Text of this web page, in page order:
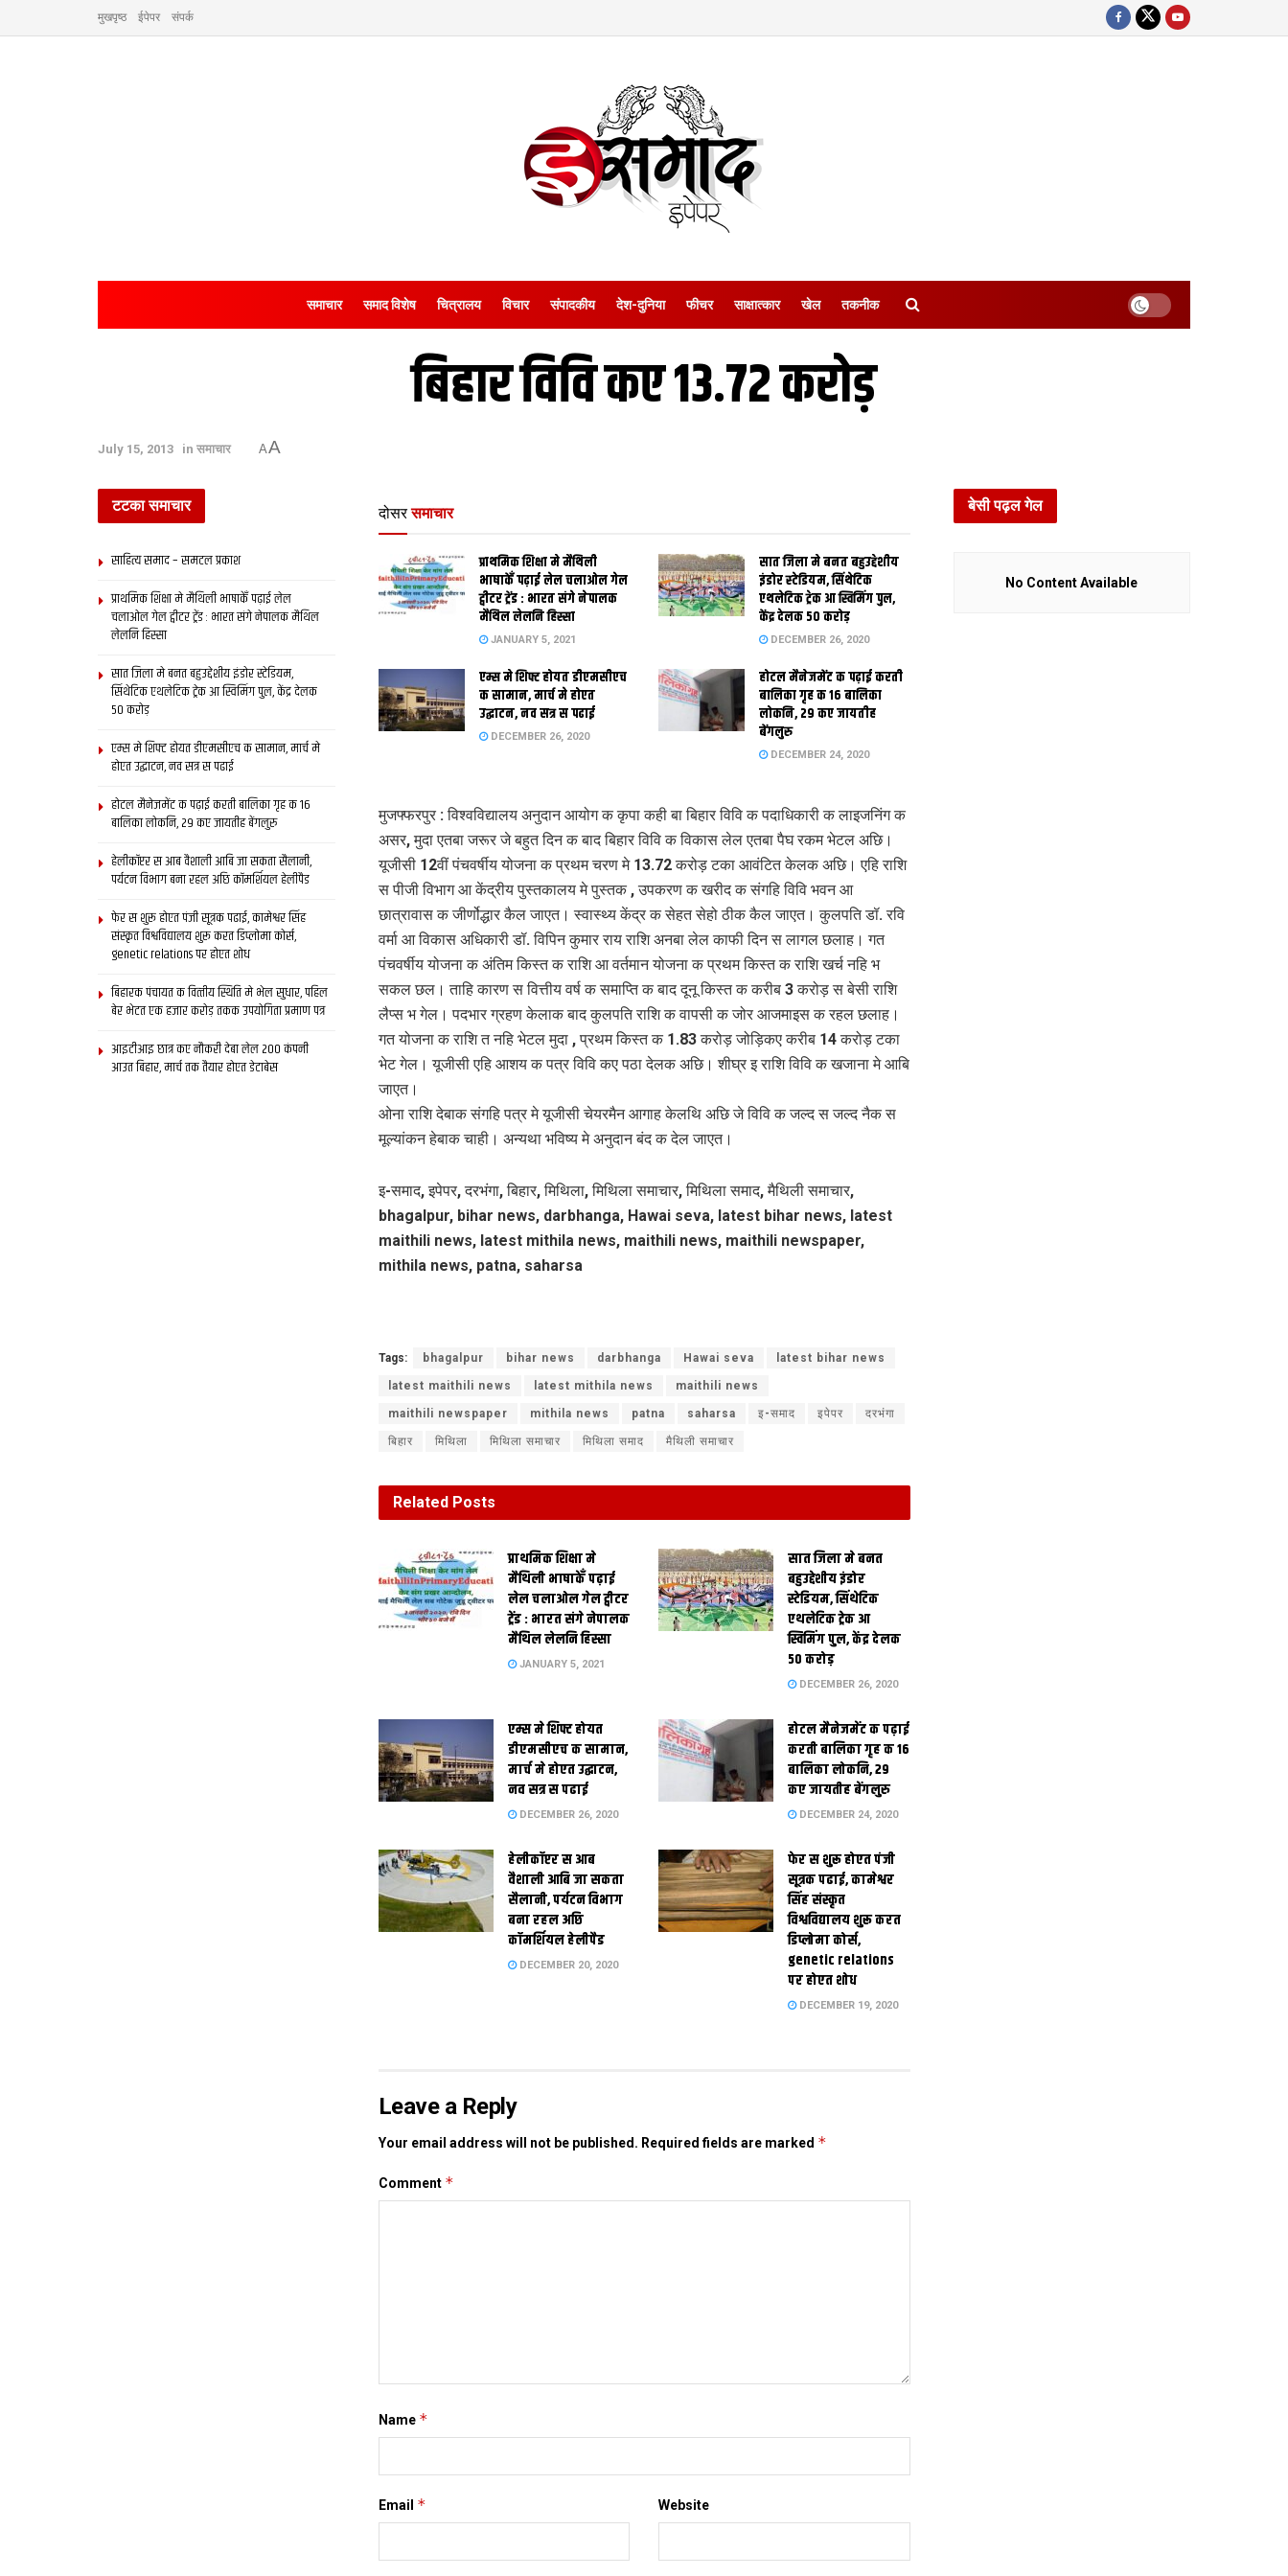
मुखपृष्ठ ईपेपर संपर्क
समाचार समाद विशेष चित्रालय विचार संपादकीय देश-दुनिया फीचर साक्षात्‍कार खेल तकनीक
बिहार विवि कए 13.72 करोड़
July 15, 2013 in समाचार AA
दोसर समाचार
प्राथमिक शि‍क्षा मे मैथि‍ली
भाषाकेँ पढ़ाई लेल चलाओल गेल
ट्वीटर ट्रेंड : भारत संगे नेपालक
मैथिल लेलनि हिस्सा
JANUARY 5, 2021
सात जिला मे बनत बहुउद्देशीय
इंडोर स्‍टेडि‍यम, सिंथेटिक
एथलेटिक ट्रेक आ स्विमिंग पुल,
केंद्र देलक 50 करोड़
DECEMBER 26, 2020
एम्स मे शिफ्ट होयत डीएमसीएच
क सामान, मार्च मे होएत
उद्घाटन, नव सत्र स पढाई
DECEMBER 26, 2020
होटल मैनेजमेंट क पढ़ाई करती
बालिका गृह क 16 बालिका
लोकनि, 29 कए जायतीह
बेंगलुरु
DECEMBER 24, 2020
मुजफ्फरपुर : विश्वविद्यालय अनुदान आयोग क कृपा कही बा बिहार विवि क पदाधिकारी क लाइजनिंग क
असर, मुदा एतबा जरूर जे बहुत दिन क बाद बिहार विवि क विकास लेल एतबा पैघ रकम भेटल अछि।
यूजीसी 12वीं पंचवर्षीय योजना क प्रथम चरण मे 13.72 करोड़ टका आवंटित केलक अछि। एहि राशि
स पीजी विभाग आ केंद्रीय पुस्तकालय मे पुस्तक , उपकरण क खरीद क संगहि विवि भवन आ
छात्रावास क जीर्णोद्धार कैल जाएत। स्वास्थ्य केंद्र क सेहत सेहो ठीक कैल जाएत। कुलपति डॉ. रवि
वर्मा आ विकास अधिकारी डॉ. विपिन कुमार राय राशि अनबा लेल काफी दिन स लागल छलाह। गत
पंचवर्षीय योजना क अंतिम किस्त क राशि आ वर्तमान योजना क प्रथम किस्त क राशि खर्च नहि भ
सकल छल। ताहि कारण स वित्तीय वर्ष क समाप्ति क बाद दूनू किस्त क करीब 3 करोड़ स बेसी राशि
लैप्स भ गेल। पदभार ग्रहण केलाक बाद कुलपति राशि क वापसी क जोर आजमाइस क रहल छलाह।
गत योजना क राशि त नहि भेटल मुदा , प्रथम किस्त क 1.83 करोड़ जोड़िकए करीब 14 करोड़ टका
भेट गेल। यूजीसी एहि आशय क पत्र विवि कए पठा देलक अछि। शीघ्र इ राशि विवि क खजाना मे आबि
जाएत।
ओना राशि देबाक संगहि पत्र मे यूजीसी चेयरमैन आगाह केलथि अछि जे विवि क जल्द स जल्द नैक स
मूल्यांकन हेबाक चाही। अन्यथा भविष्य मे अनुदान बंद क देल जाएत।
इ-समाद, इपेपर, दरभंगा, बिहार, मिथिला, मिथिला समाचार, मिथिला समाद, मैथिली समाचार,
bhagalpur, bihar news, darbhanga, Hawai seva, latest bihar news, latest
maithili news, latest mithila news, maithili news, maithili newspaper,
mithila news, patna, saharsa
Tags: bhagalpur bihar news darbhanga Hawai seva latest bihar news
latest maithili news latest mithila news maithili news
maithili newspaper mithila news patna saharsa इ-समाद इपेपर दरभंगा
बिहार मिथिला मिथिला समाचार मिथिला समाद मैथिली समाचार
Related Posts
प्राथमिक शि‍क्षा मे
मैथि‍ली भाषाकेँ पढ़ाई
लेल चलाओल गेल ट्वीटर
ट्रेंड : भारत संगे नेपालक
मैथिल लेलनि हिस्सा
JANUARY 5, 2021
सात जिला मे बनत
बहुउद्देशीय इंडोर
स्‍टेडि‍यम, सिंथेटिक
एथलेटिक ट्रेक आ
स्विमिंग पुल, केंद्र देलक
50 करोड़
DECEMBER 26, 2020
एम्स मे शिफ्ट होयत
डीएमसीएच क सामान,
मार्च मे होएत उद्घाटन,
नव सत्र स पढाई
DECEMBER 26, 2020
होटल मैनेजमेंट क पढ़ाई
करती बालिका गृह क 16
बालिका लोकनि, 29
कए जायतीह बेंगलुरु
DECEMBER 24, 2020
हेलीकॉप्टर स आब
वैशाली आबि जा सकता
सैलानी, पर्यटन विभाग
बना रहल अछि
कॉमर्शियल हेलीपैड
DECEMBER 20, 2020
फेर स शुरू होएत पंजी
सूत्रक पढाई, कामेश्वर
सिंह संस्कृत
विश्वविद्यालय शुरू करत
डिप्लोमा कोर्स,
genetic relations
पर होएत शोध
DECEMBER 19, 2020
Leave a Reply
Your email address will not be published. Required fields are marked *
Comment *
Name *
Email * Website
टटका समाचार
साहित्य समाद – समटल प्रकाश
प्राथमिक शि‍क्षा मे मैथि‍ली भाषाकेँ पढ़ाई लेल
चलाओल गेल ट्वीटर ट्रेंड : भारत संगे नेपालक मैथिल
लेलनि हिस्सा
सात जिला मे बनत बहुउद्देशीय इंडोर स्‍टेडि‍यम,
सिंथेटिक एथलेटिक ट्रेक आ स्विमिंग पुल, केंद्र देलक
50 करोड़
एम्स मे शिफ्ट होयत डीएमसीएच क सामान, मार्च मे
होएत उद्घाटन, नव सत्र स पढाई
होटल मैनेजमेंट क पढ़ाई करती बालिका गृह क 16
बालिका लोकनि, 29 कए जायतीह बेंगलुरु
हेलीकॉप्टर स आब वैशाली आबि जा सकता सैलानी,
पर्यटन विभाग बना रहल अछि कॉमर्शियल हेलीपैड
फेर स शुरू होएत पंजी सूत्रक पढाई, कामेश्वर सिंह
संस्कृत विश्वविद्यालय शुरू करत डिप्लोमा कोर्स,
genetic relations पर होएत शोध
बिहारक पंचायत क वित्‍तीय स्थिति मे भेल सुधार, पहिल
बेर भेटत एक हजार करोड़ तकक उपयोगिता प्रमाण पत्र
आइटीआइ छात्र कए नौकरी देबा लेल 200 कंपनी
आउत बिहार, मार्च तक तैयार होएत डेटाबेस
बेसी पढ़ल गेल
No Content Available